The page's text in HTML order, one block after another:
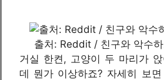
출처: Reddit / 친구와 악수
거실 한켠, 고양이 두 마리가
데 뭔가 이상하죠? 자세히 보